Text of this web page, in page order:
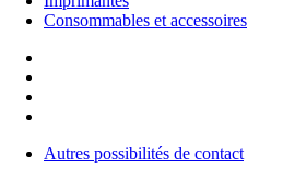
Consommables et accessoires
Autres possibilités de contact